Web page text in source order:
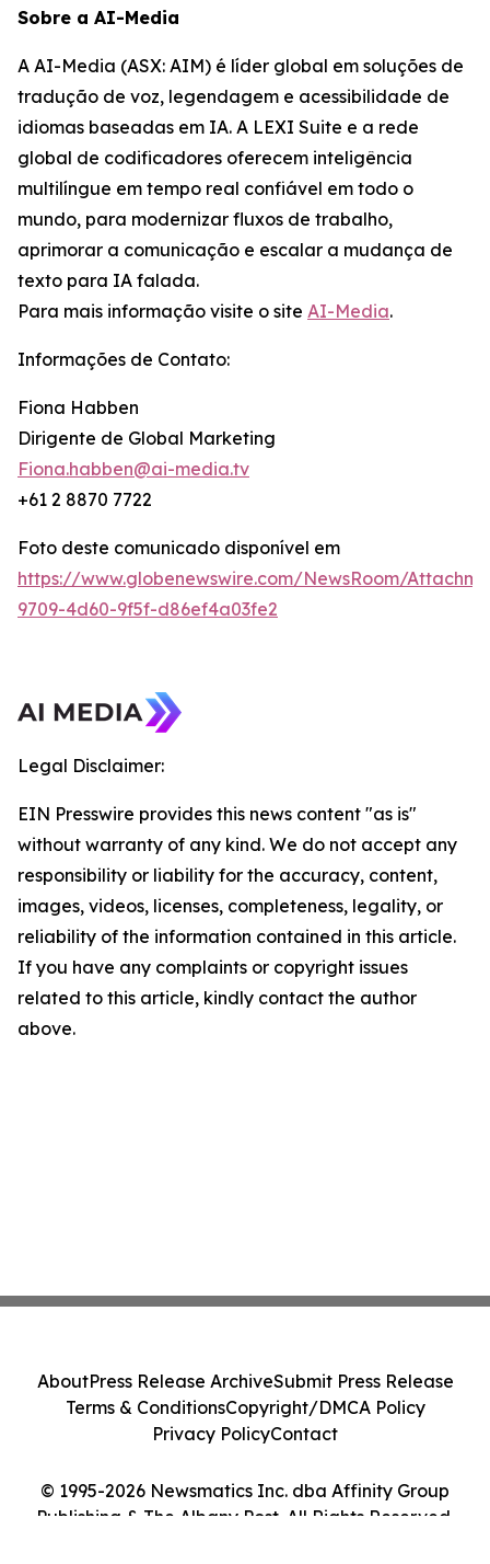
Sobre a AI-Media
A AI-Media (ASX: AIM) é líder global em soluções de
tradução de voz, legendagem e acessibilidade de
idiomas baseadas em IA. A LEXI Suite e a rede
global de codificadores oferecem inteligência
multilíngue em tempo real confiável em todo o
mundo, para modernizar fluxos de trabalho,
aprimorar a comunicação e escalar a mudança de
texto para IA falada.
Para mais informação visite o site AI-Media.
Informações de Contato:
Fiona Habben
Dirigente de Global Marketing
Fiona.habben@ai-media.tv
+61 2 8870 7722
Foto deste comunicado disponível em
https://www.globenewswire.com/NewsRoom/
9709-4d60-9f5f-d86ef4a03fe2
Legal Disclaimer:
EIN Presswire provides this news content "as is"
without warranty of any kind. We do not accept any
responsibility or liability for the accuracy, content,
images, videos, licenses, completeness, legality, or
reliability of the information contained in this article.
If you have any complaints or copyright issues
related to this article, kindly contact the author
above.
© 1995-2026 Newsmatics Inc. dba Affinity Group
Publishing & The Albany Post. All Rights Reserved.
AboutPress Release ArchiveSubmit Press Release
Terms & ConditionsCopyright/DMCA Policy
Privacy PolicyContact